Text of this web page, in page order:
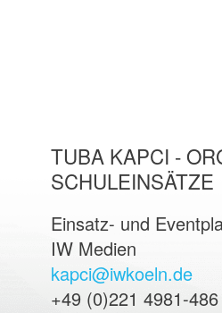
TUBA KAPCI -
SCHULEINSÄTZE
Einsatz- und
IW Medien
kapci@iwkoeln.de
+49 (0)221 4981-486